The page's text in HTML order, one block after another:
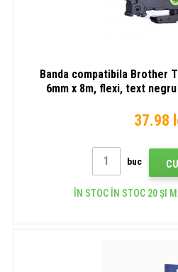
Banda compatibila Brother
6mm x 8m, flexi, text
37.98
buc
ÎN STOC ÎN STOC 20 ȘI